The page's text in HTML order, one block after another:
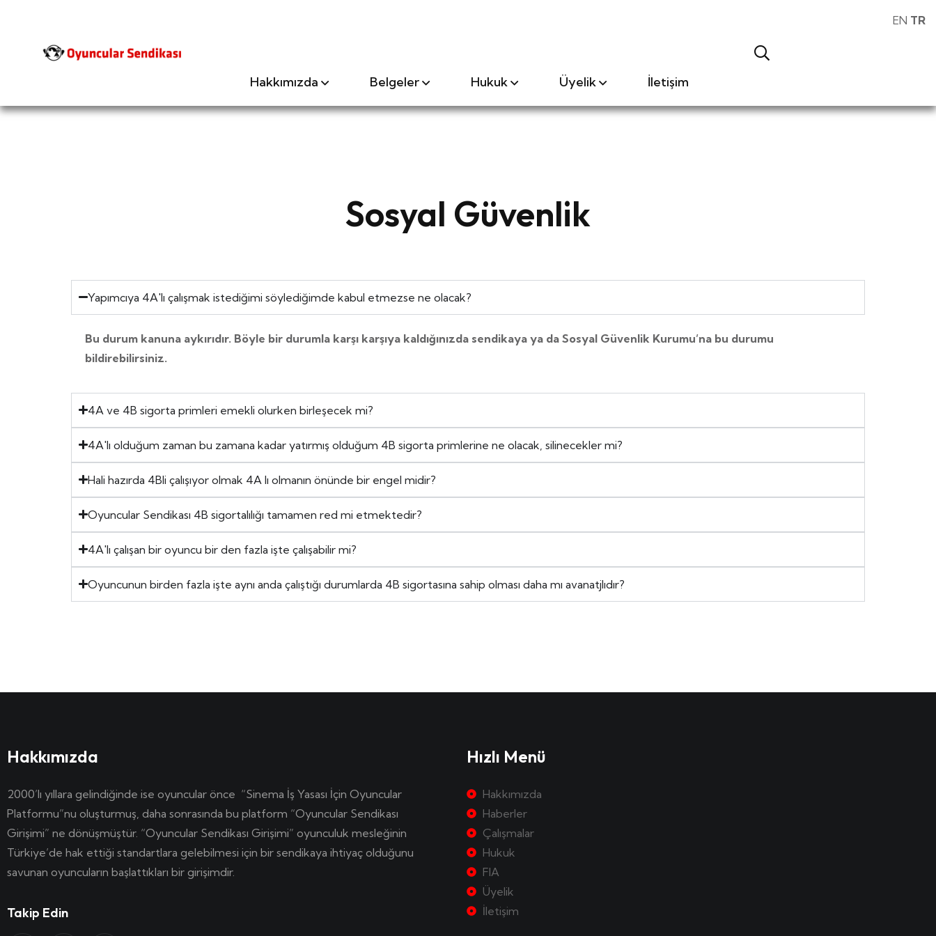
Hakkımızda Belgeler Hukuk Üyelik İletişim
Sosyal Güvenlik
Yapımcıya 4A'lı çalışmak istediğimi söylediğimde kabul etmezse ne olacak?
Bu durum kanuna aykırıdır. Böyle bir durumla karşı karşıya kaldığınızda sendikaya ya da Sosyal Güvenlik Kurumu’na bu durumu
bildirebilirsiniz.
4A ve 4B sigorta primleri emekli olurken birleşecek mi?
4A'lı olduğum zaman bu zamana kadar yatırmış olduğum 4B sigorta primlerine ne olacak, silinecekler mi?
Hali hazırda 4Bli çalışıyor olmak 4A lı olmanın önünde bir engel midir?
Oyuncular Sendikası 4B sigortalılığı tamamen red mi etmektedir?
4A'lı çalışan bir oyuncu bir den fazla işte çalışabilir mi?
Oyuncunun birden fazla işte aynı anda çalıştığı durumlarda 4B sigortasına sahip olması daha mı avanatjlıdır?
Hakkımızda
2000’lı yıllara gelindiğinde ise oyuncular önce “Sinema İş Yasası İçin Oyuncular
Platformu”nu oluşturmuş, daha sonrasında bu platform “Oyuncular Sendikası
Girişimi” ne dönüşmüştür. “Oyuncular Sendikası Girişimi” oyunculuk mesleğinin
Türkiye’de hak ettiği standartlara gelebilmesi için bir sendikaya ihtiyaç olduğunu
savunan oyuncuların başlattıkları bir girişimdir.
Takip Edin
Hızlı Menü
Hakkımızda
Haberler
Çalışmalar
Hukuk
FIA
Üyelik
İletişim
EN TR